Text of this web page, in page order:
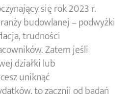
się rok 2023 r.
budowlanej – podwyżki
trudności
Zatem jeśli
działki lub
uniknąć